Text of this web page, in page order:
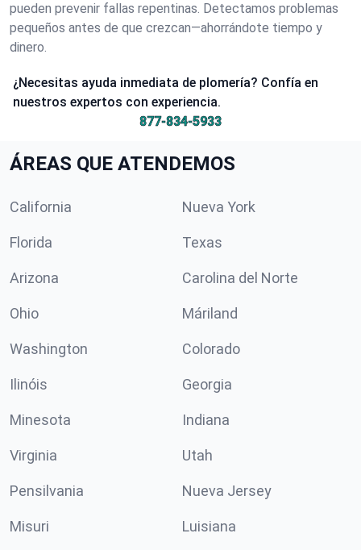
pueden prevenir fallas repentinas. Detectamos problemas
pequeños antes de que crezcan—ahorrándote tiempo y
dinero.
¿Necesitas ayuda inmediata de plomería? Confía en
nuestros expertos con experiencia.
877-834-5933
ÁREAS QUE ATENDEMOS
California Nueva York
Florida Texas
Arizona Carolina del Norte
Ohio Máriland
Washington Colorado
Ilinóis Georgia
Minesota Indiana
Virginia Utah
Pensilvania Nueva Jersey
Misuri Luisiana